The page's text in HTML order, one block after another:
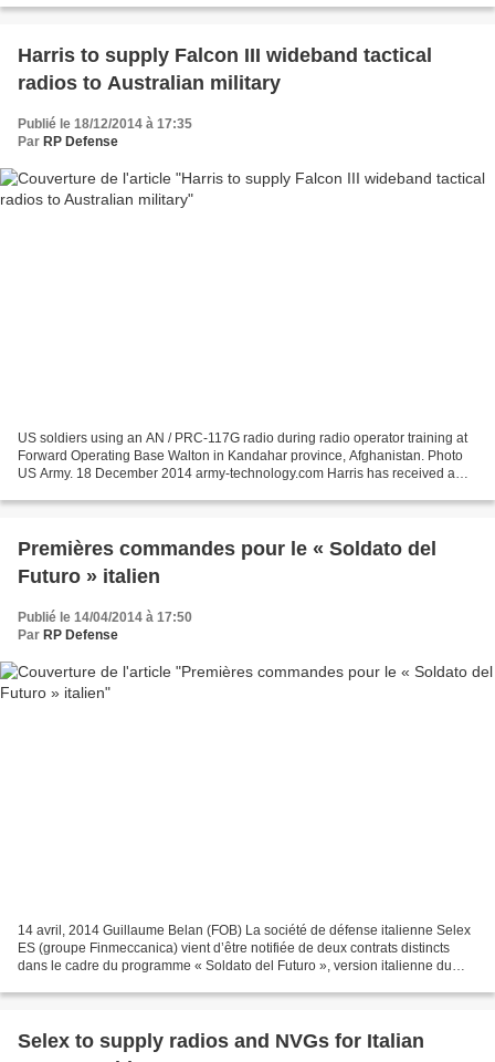
Harris to supply Falcon III wideband tactical
radios to Australian military
Publié le 18/12/2014 à 17:35
Par RP Defense
US soldiers using an AN / PRC-117G radio during radio operator training at
Forward Operating Base Walton in Kandahar province, Afghanistan. Photo
US Army. 18 December 2014 army-technology.com Harris has received a
Premières commandes pour le « Soldato del
Futuro » italien
Publié le 14/04/2014 à 17:50
Par RP Defense
14 avril, 2014 Guillaume Belan (FOB) La société de défense italienne Selex
ES (groupe Finmeccanica) vient d’être notifiée de deux contrats distincts
dans le cadre du programme « Soldato del Futuro », version italienne du
Selex to supply radios and NVGs for Italian